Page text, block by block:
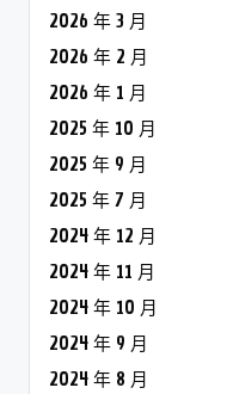
2026 年 3 月
2026 年 2 月
2026 年 1 月
2025 年 10 月
2025 年 9 月
2025 年 7 月
2024 年 12 月
2024 年 11 月
2024 年 10 月
2024 年 9 月
2024 年 8 月